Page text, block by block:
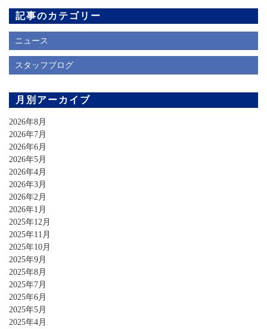
記事のカテゴリー
ニュース
スタッフブログ
月別アーカイブ
2026年8月
2026年7月
2026年6月
2026年5月
2026年4月
2026年3月
2026年2月
2026年1月
2025年12月
2025年11月
2025年10月
2025年9月
2025年8月
2025年7月
2025年6月
2025年5月
2025年4月